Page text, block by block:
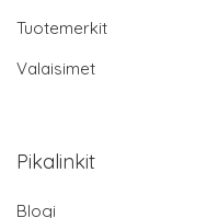
Tuotemerkit
Valaisimet
Pikalinkit
Blogi